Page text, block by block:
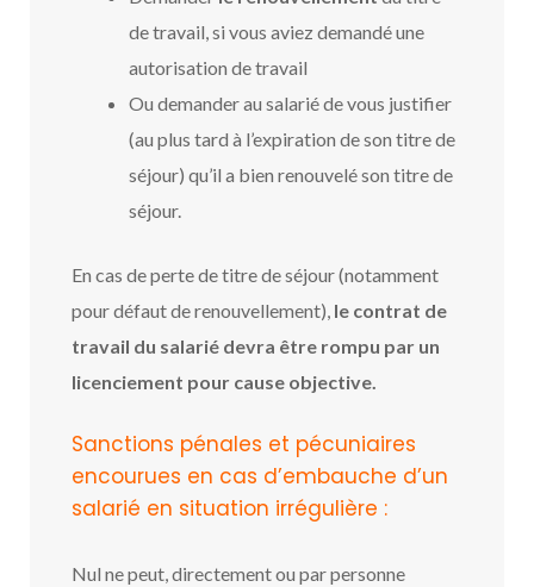
de travail, si vous aviez demandé une
autorisation de travail
Ou demander au salarié de vous justifier
(au plus tard à l’expiration de son titre de
séjour) qu’il a bien renouvelé son titre de
séjour.
En cas de perte de titre de séjour (notamment
pour défaut de renouvellement), le contrat de
travail du salarié devra être rompu par un
licenciement pour cause objective.
Sanctions pénales et pécuniaires
encourues en cas d’embauche d’un
salarié en situation irrégulière :
Nul ne peut, directement ou par personne